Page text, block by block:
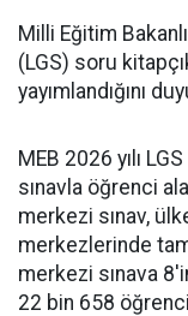
Milli Eğitim
(LGS) soru
yayımlandığını
MEB 2026 yılı
sınavla öğrenci
merkezi sınav,
merkezlerinde
merkezi sınava
22 bin 658